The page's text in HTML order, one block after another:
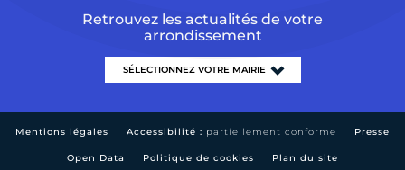
Retrouvez les actualités de votre
arrondissement
Mentions légales Accessibilité : partiellement conforme Presse
Open Data Politique de cookies Plan du site